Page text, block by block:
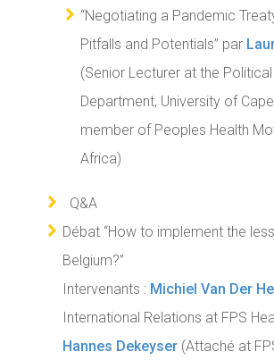
“Negotiating a Pandemic
Pitfalls and Potentials” par
(Senior Lecturer at the
Department, University of
member of Peoples Health
Africa)
Q&A
Débat “How to implement the
Belgium?”
Intervenants : Michiel Van Der
International Relations at FPS
Hannes Dekeyser (Attaché at